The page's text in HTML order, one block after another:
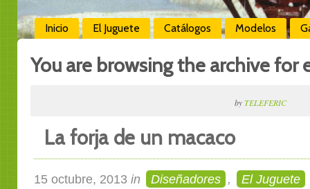
Inicio El Juguete Catálogos Modelos
You are browsing the archive for
byTELEFERIC
La forja de un macaco
15 octubre, 2013 in Diseñadores , El Juguete